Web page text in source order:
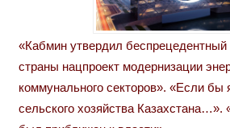
«Кабмин утвердил беспрецедентный
страны нацпроект модернизации
коммунального секторов». «Если бы
сельского хозяйства